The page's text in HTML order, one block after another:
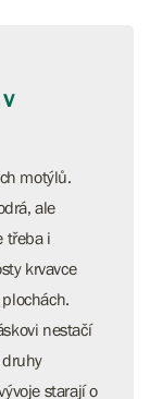
motýlů.
ale
třeba i
krvavce
nestačí
starají o